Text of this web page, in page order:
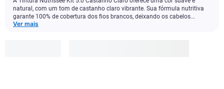
natural, com um tom de castanho claro vibrante. Sua fórmula nutritiva
garante 100% de cobertura dos fios brancos, deixando os cabelos...
Ver mais